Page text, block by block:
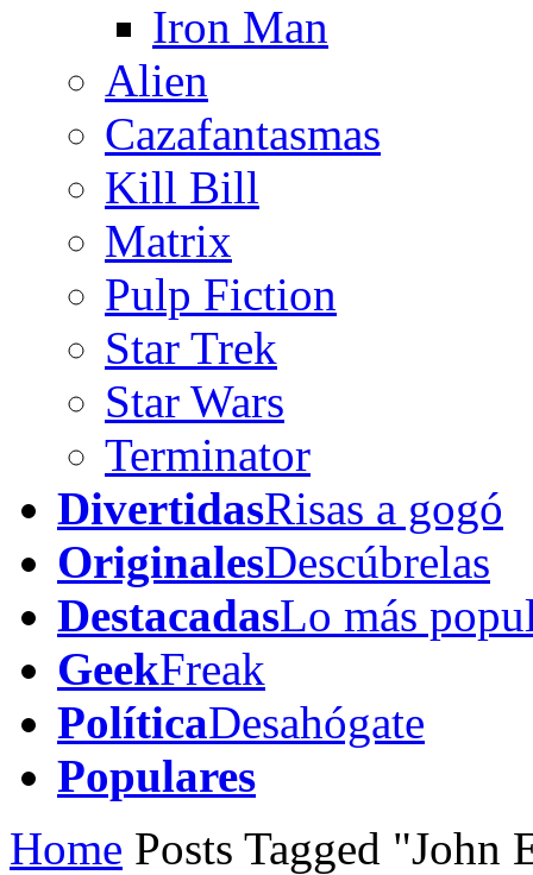
Iron Man
Alien
Cazafantasmas
Kill Bill
Matrix
Pulp Fiction
Star Trek
Star Wars
Terminator
DivertidasRisas a gogó
OriginalesDescúbrelas
DestacadasLo más
GeekFreak
PolíticaDesahógate
Populares
Home Posts Tagged "John